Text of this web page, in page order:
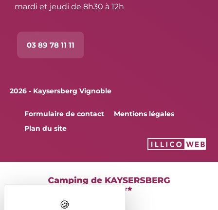
mardi et jeudi de 8h30 à 12h
03 89 78 11 11
2026 - Kaysersberg Vignoble
Formulaire de contact
Mentions légales
Plan du site